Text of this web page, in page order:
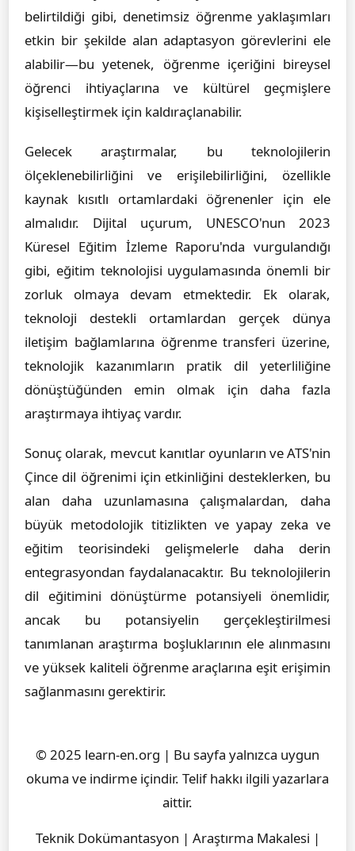
belirtildiği gibi, denetimsiz öğrenme yaklaşımları
etkin bir şekilde alan adaptasyon görevlerini ele
alabilir—bu yetenek, öğrenme içeriğini bireysel
öğrenci ihtiyaçlarına ve kültürel geçmişlere
kişiselleştirmek için kaldıraçlanabilir.
Gelecek araştırmalar, bu teknolojilerin
ölçeklenebilirliğini ve erişilebilirliğini, özellikle
kaynak kısıtlı ortamlardaki öğrenenler için ele
almalıdır. Dijital uçurum, UNESCO'nun 2023
Küresel Eğitim İzleme Raporu'nda vurgulandığı
gibi, eğitim teknolojisi uygulamasında önemli bir
zorluk olmaya devam etmektedir. Ek olarak,
teknoloji destekli ortamlardan gerçek dünya
iletişim bağlamlarına öğrenme transferi üzerine,
teknolojik kazanımların pratik dil yeterliliğine
dönüştüğünden emin olmak için daha fazla
araştırmaya ihtiyaç vardır.
Sonuç olarak, mevcut kanıtlar oyunların ve ATS'nin
Çince dil öğrenimi için etkinliğini desteklerken, bu
alan daha uzunlamasına çalışmalardan, daha
büyük metodolojik titizlikten ve yapay zeka ve
eğitim teorisindeki gelişmelerle daha derin
entegrasyondan faydalanacaktır. Bu teknolojilerin
dil eğitimini dönüştürme potansiyeli önemlidir,
ancak bu potansiyelin gerçekleştirilmesi
tanımlanan araştırma boşluklarının ele alınmasını
ve yüksek kaliteli öğrenme araçlarına eşit erişimin
sağlanmasını gerektirir.
© 2025 learn-en.org | Bu sayfa yalnızca uygun
okuma ve indirme içindir. Telif hakkı ilgili yazarlara
aittir.
Teknik Dokümantasyon | Araştırma Makalesi |